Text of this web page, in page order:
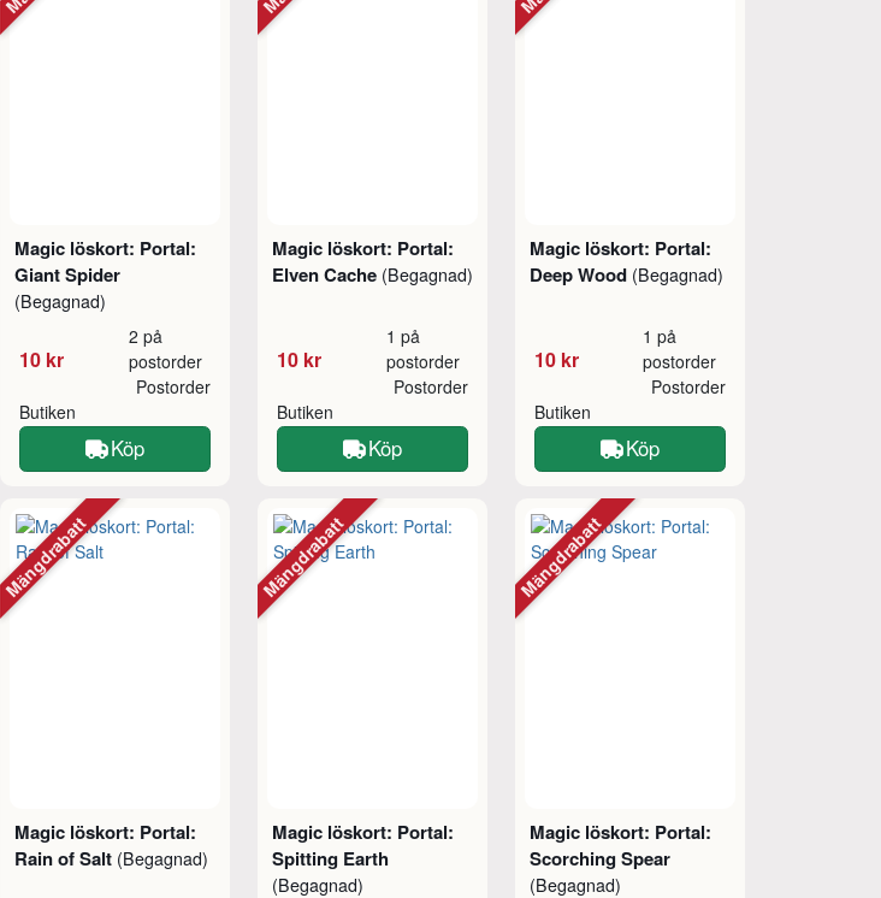
Magic löskort: Portal:
Giant Spider
(Begagnad)
10 kr
2 på
postorder
Butiken
Postorder
Köp
Magic löskort: Portal:
Elven Cache (Begagnad)
10 kr
1 på
postorder
Butiken
Postorder
Köp
Magic löskort: Portal:
Deep Wood (Begagnad)
10 kr
1 på
postorder
Butiken
Postorder
Köp
Magic löskort: Portal:
Rain of Salt (Begagnad)
Mängdrabatt
Magic löskort: Portal:
Spitting Earth
(Begagnad)
Mängdrabatt
Magic löskort: Portal:
Scorching Spear
(Begagnad)
Mängdrabatt